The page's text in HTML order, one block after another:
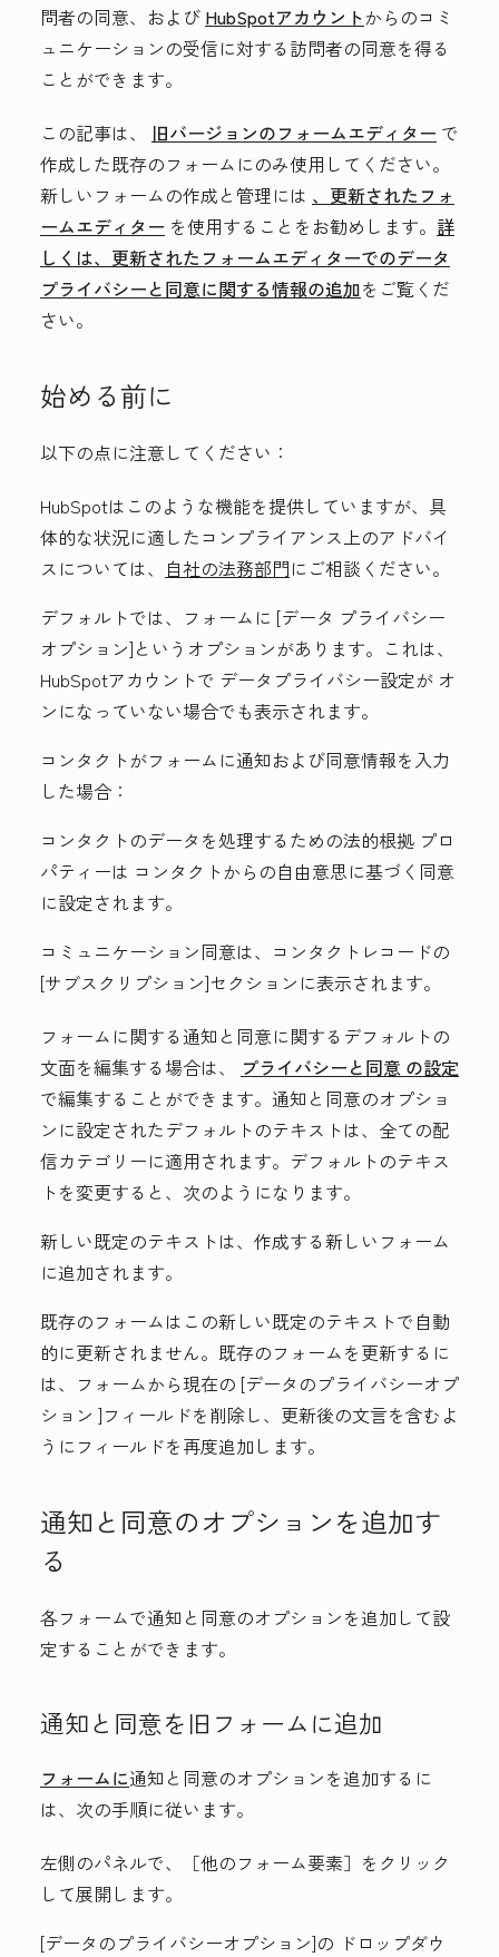
問者の同意、および HubSpotアカウントからのコミ
ュニケーションの受信に対する訪問者の同意を得る
ことができます。
この記事は、 旧バージョンのフォームエディター で
作成した既存のフォームにのみ使用してください。
新しいフォームの作成と管理には 、更新されたフォ
ームエディター を使用することをお勧めします。 詳
しくは、更新されたフォームエディターでのデータ
プライバシーと同意に関する情報の追加をご覧くだ
さい。
始める前に
以下の点に注意してください：
HubSpotはこのような機能を提供していますが、具
体的な状況に適したコンプライアンス上のアドバイ
スについては、 自社の法務部門にご相談ください。
デフォルトでは、フォームに [データ プライバシー
オプション]というオプションがあります。これは、
HubSpotアカウントで データプライバシー設定が オ
ンになっていない場合でも表示されます。
コンタクトがフォームに通知および同意情報を入力
した場合：
コンタクトのデータを処理するための法的根拠 プロ
パティーは コンタクトからの自由意思に基づく同意
に設定されます。
コミュニケーション同意は、コンタクトレコードの
[サブスクリプション]セクションに表示されます。
フォームに関する通知と同意に関するデフォルトの
文面を編集する場合は、
プライバシーと同意 の設定
で編集することができます。通知と同意のオプショ
ンに設定されたデフォルトのテキストは、全ての配
信カテゴリーに適用されます。デフォルトのテキス
トを変更すると、次のようになります。
新しい既定のテキストは、作成する新しいフォーム
に追加されます。
既存のフォームはこの新しい既定のテキストで自動
的に更新されません。既存のフォームを更新するに
は、フォームから現在の [データのプライバシーオプ
ション ]フィールドを削除し、更新後の文言を含むよ
うにフィールドを再度追加します。
通知と同意のオプションを追加す
る
各フォームで通知と同意のオプションを追加して設
定することができます。
通知と同意を旧フォームに追加
フォームに通知と同意のオプションを追加するに
は、次の手順に従います。
左側のパネルで、［他のフォーム要素］ をクリック
して展開します。
[データのプライバシーオプション]の ドロップダウ